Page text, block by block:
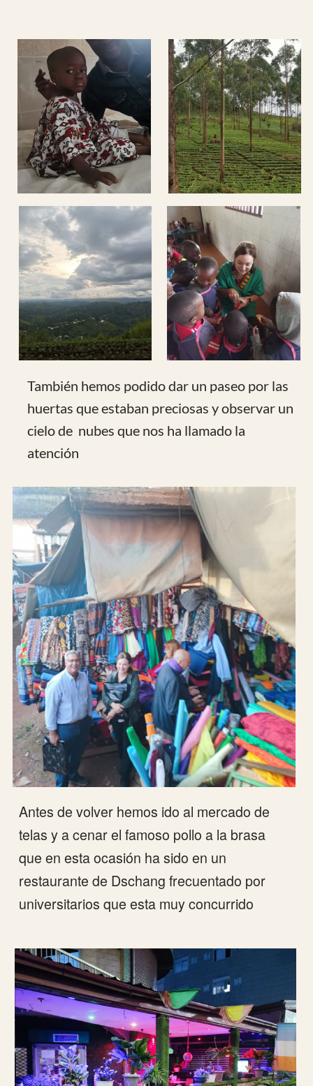
Tuvimos tiempo de visitar la escuela y
llevarles golosinas a los niños
Camino de vuelta en Duala encontramos
paseando por una calle del área de residentes
extranjeros a este simio que nos llamó la
atención .
Y finalmente estuvimos cenando en la
tratoria previo a ir al aeropuerto
La vuelta ha sido mas larga por graves
problemas atmosféricos y perdimos el
enlace en Paris.
Tenemos que reconocer la profesionalidad
de Air France que nos resolvió el regreso
la tarde a Madrid y no se perdió ninguna de
las maletas.
Volveremos en Octubre
Déjanos un comentario